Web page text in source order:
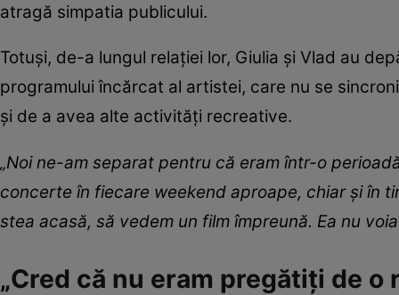
atragă simpatia publicului.
Totuși, de-a lungul relației lor, Giulia și Vlad au
programului încărcat al artistei, care nu se
și de a avea alte activități recreative.
„Noi ne-am separat pentru că eram într-o
concerte în fiecare weekend aproape, chiar și în
stea acasă, să vedem un film împreună. Ea nu
„Cred că nu eram pregătiți de o